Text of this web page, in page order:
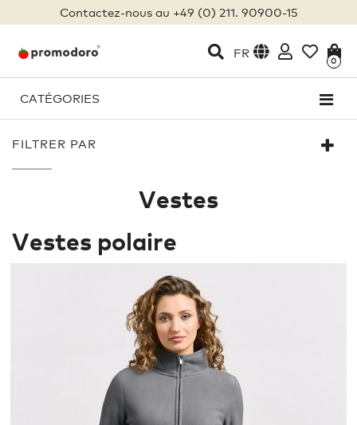
Contactez-nous au +49 (0) 211. 90900-15
FR
0
CATÉGORIES
FILTRER PAR
Vestes
Vestes polaire